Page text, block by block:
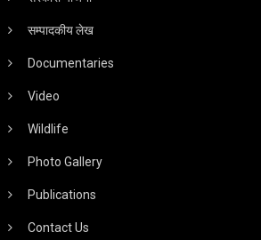
सम्पादकीय लेख
Documentaries
Video
Wildlife
Photo Gallery
Publications
Contact Us